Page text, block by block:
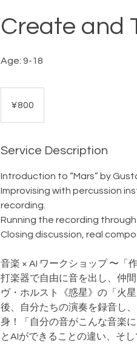
Create and
Age: 9-18
¥800
Service Description
Introduction to “Mars” by
Improvising with percussion
recording.
Running the recording
Closing discussion, real
音楽 × AI ワークショップ 〜「
打楽器で自由に音を出し、仲
ヴ・ホルスト《惑星》の「火
後、自分たちの演奏を録音し
身！「自分の音がこんな音楽
とAIができることの違い、そ